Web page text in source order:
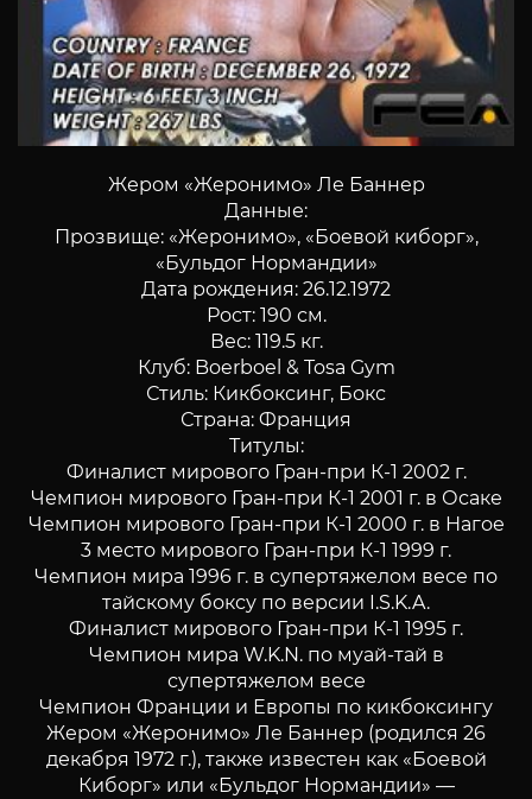
Жером «Жеронимо» Ле Баннер
Данные:
Прозвище: «Жеронимо», «Боевой киборг»,
«Бульдог Нормандии»
Дата рождения: 26.12.1972
Рост: 190 см.
Вес: 119.5 кг.
Клуб: Boerboel & Tosa Gym
Стиль: Кикбоксинг, Бокс
Страна: Франция
Титулы:
Финалист мирового Гран-при К-1 2002 г.
Чемпион мирового Гран-при К-1 2001 г. в Осаке
Чемпион мирового Гран-при К-1 2000 г. в Нагое
3 место мирового Гран-при К-1 1999 г.
Чемпион мира 1996 г. в супертяжелом весе по
тайскому боксу по версии I.S.K.A.
Финалист мирового Гран-при К-1 1995 г.
Чемпион мира W.K.N. по муай-тай в
супертяжелом весе
Чемпион Франции и Европы по кикбоксингу
Жером «Жеронимо» Ле Баннер (родился 26
декабря 1972 г.), также известен как «Боевой
Киборг» или «Бульдог Нормандии» —